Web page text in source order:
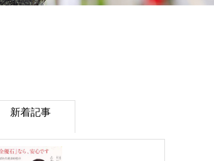
新着記事